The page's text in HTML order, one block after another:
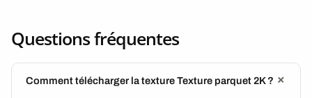
Questions fréquentes
Comment télécharger la texture Texture parquet 2K ?